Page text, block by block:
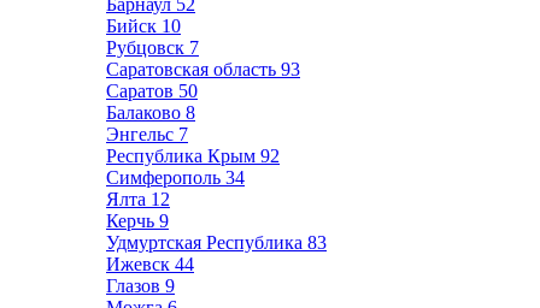
Барнаул 52
Бийск 10
Рубцовск 7
Саратовская область 93
Саратов 50
Балаково 8
Энгельс 7
Республика Крым 92
Симферополь 34
Ялта 12
Керчь 9
Удмуртская Республика 83
Ижевск 44
Глазов 9